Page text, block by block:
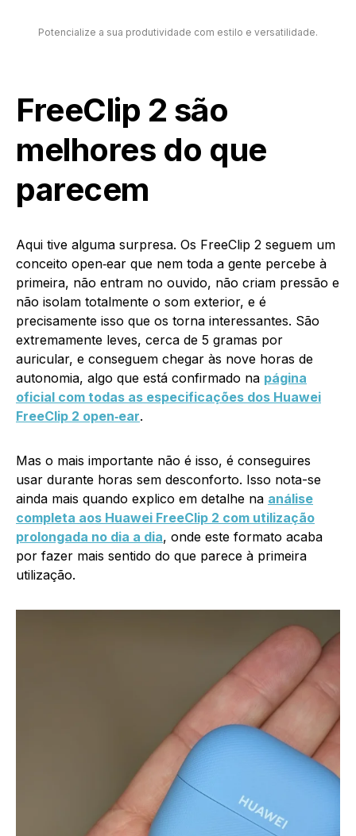
Potencialize a sua produtividade com estilo e versatilidade.
FreeClip 2 são
melhores do que
parecem
Aqui tive alguma surpresa. Os FreeClip 2 seguem um
conceito open‑ear que nem toda a gente percebe à
primeira, não entram no ouvido, não criam pressão e
não isolam totalmente o som exterior, e é
precisamente isso que os torna interessantes. São
extremamente leves, cerca de 5 gramas por
auricular, e conseguem chegar às nove horas de
autonomia, algo que está confirmado na página
oficial com todas as especificações dos Huawei
FreeClip 2 open‑ear.
Mas o mais importante não é isso, é conseguires
usar durante horas sem desconforto. Isso nota-se
ainda mais quando explico em detalhe na análise
completa aos Huawei FreeClip 2 com utilização
prolongada no dia a dia, onde este formato acaba
por fazer mais sentido do que parece à primeira
utilização.